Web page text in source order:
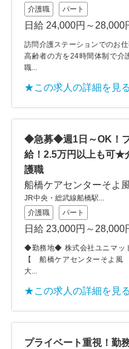
介護職
パート
日給 24,000円～28,000
訪問介護ステーションでのお
高齢者の方を24時間体制で
職...
★この求人の詳細を見る
◆急募◆週1日～OK！
給！2.5万円以上も可★
護職
船橋ケアセンターそよ
JR中央・総武線船橋駅...
介護職
パート
日給 23,000円～28,000
◆勤務地◆ 株式会社ユニマッ
【 船橋ケアセンターそよ風
大...
★この求人の詳細を見る
プライベート重視！勤